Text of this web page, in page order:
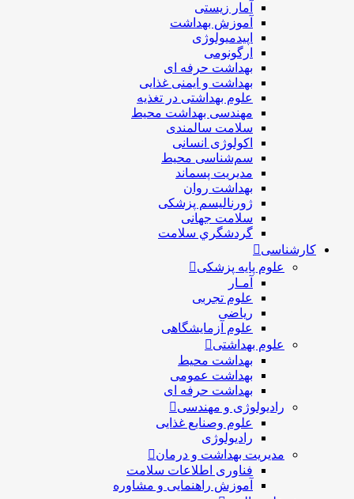
آمار زیستی
آموزش بهداشت
اپیدمیولوژی
ارگونومی
بهداشت حرفه ای
بهداشت و ایمنی غذایی
علوم بهداشتی در تغذیه
مهندسی بهداشت محيط
سلامت سالمندی
اکولوژی انسانی
سم‌شناسی محیط
مدیریت پسماند
بهداشت روان
ژورنالیسم پزشکی
سلامت جهانی
گردشگري سلامت
کارشناسی
علوم پایه پزشکی
آمـار
علوم تجربی
ریاضی
علوم آزمایشگاهی
علوم بهداشتی
بهداشت محیط
بهداشت عمومی
بهداشت حرفه ای
رادیولوژی و مهندسی
علوم وصنایع غذایی
رادیولوژی
مدیریت بهداشت و درمان
فناوری اطلاعات سلامت
آموزش راهنمایی و مشاوره